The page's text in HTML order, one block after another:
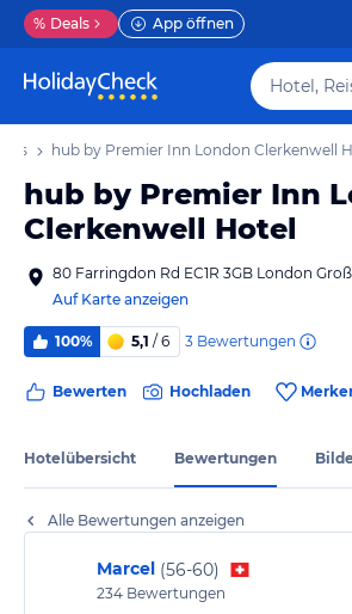
% Deals App öffnen
hub by Premier Inn London Clerkenwell
hub by Premier Inn
Clerkenwell Hotel
80 Farringdon Rd EC1R 3GB London
Auf Karte anzeigen
100% 5,1 / 6 3 Bewertungen
Bewerten Hochladen
Hotelübersicht Bewertungen
Alle Bewertungen anzeigen
Marcel (56-60)
234 Bewertungen